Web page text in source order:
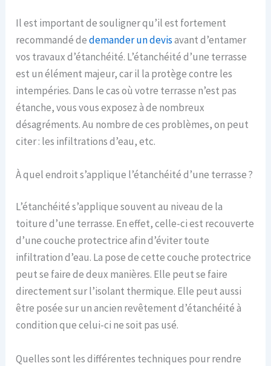
Il est important de souligner qu’il est fortement
recommandé dedemander un devisavant d’entamer
vos travaux d’étanchéité. L’étanchéité d’une terrasse
est un élément majeur, car il la protège contre les
intempéries. Dans le cas où votre terrasse n’est pas
étanche, vous vous exposez à de nombreux
désagréments. Au nombre de ces problèmes, on peut
citer : les infiltrations d’eau, etc.
À quel endroit s’applique l’étanchéité d’une terrasse ?
L’étanchéité s’applique souvent au niveau de la
toiture d’une terrasse. En effet, celle-ci est recouverte
d’une couche protectrice afin d’éviter toute
infiltration d’eau. La pose de cette couche protectrice
peut se faire de deux manières. Elle peut se faire
directement sur l’isolant thermique. Elle peut aussi
être posée sur un ancien revêtement d’étanchéité à
condition que celui-ci ne soit pas usé.
Quelles sont les différentes techniques pour rendre